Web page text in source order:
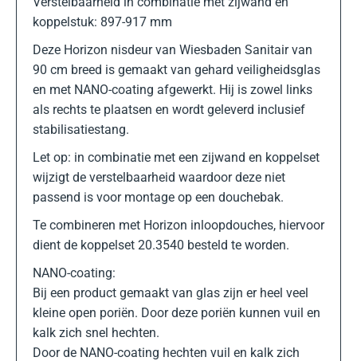
koppelstuk: 897-917 mm
Deze Horizon nisdeur van Wiesbaden Sanitair van
90 cm breed is gemaakt van gehard veiligheidsglas
en met NANO-coating afgewerkt. Hij is zowel links
als rechts te plaatsen en wordt geleverd inclusief
stabilisatiestang.
Let op: in combinatie met een zijwand en koppelset
wijzigt de verstelbaarheid waardoor deze niet
passend is voor montage op een douchebak.
Te combineren met Horizon inloopdouches, hiervoor
dient de koppelset 20.3540 besteld te worden.
NANO-coating:
Bij een product gemaakt van glas zijn er heel veel
kleine open poriën. Door deze poriën kunnen vuil en
kalk zich snel hechten.
Door de NANO-coating hechten vuil en kalk zich